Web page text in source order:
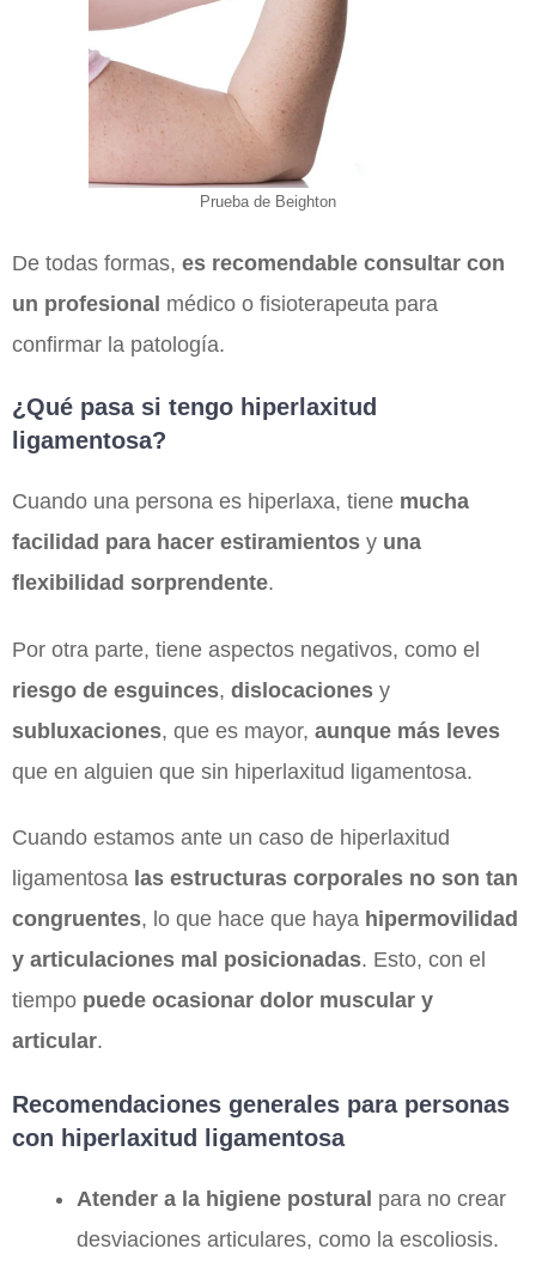
Prueba de Beighton
De todas formas, es recomendable consultar con
un profesional médico o fisioterapeuta para
confirmar la patología.
¿Qué pasa si tengo hiperlaxitud
ligamentosa?
Cuando una persona es hiperlaxa, tiene mucha
facilidad para hacer estiramientos y una
flexibilidad sorprendente.
Por otra parte, tiene aspectos negativos, como el
riesgo de esguinces, dislocaciones y
subluxaciones, que es mayor, aunque más leves
que en alguien que sin hiperlaxitud ligamentosa.
Cuando estamos ante un caso de hiperlaxitud
ligamentosa las estructuras corporales no son tan
congruentes, lo que hace que haya hipermovilidad
y articulaciones mal posicionadas. Esto, con el
tiempo puede ocasionar dolor muscular y
articular.
Recomendaciones generales para personas
con hiperlaxitud ligamentosa
Atender a la higiene postural para no crear
desviaciones articulares, como la escoliosis.